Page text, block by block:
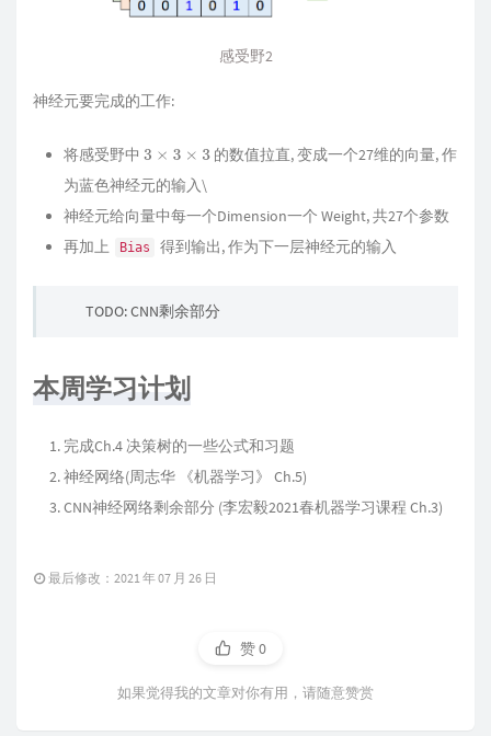
感受野2
神经元要完成的工作:
将感受野中 3 ×3 ×3
的数值拉直, 变成一个27维的向量, 作
为蓝色神经元的输入\
神经元给向量中每一个Dimension一个 Weight, 共27个参数
再加上
Bias 得到输出, 作为下一层神经元的输入
TODO: CNN剩余部分
本周学习计划
完成Ch.4 决策树的一些公式和习题
神经网络(周志华 《机器学习》 Ch.5)
CNN神经网络剩余部分 (李宏毅2021春机器学习课程 Ch.3)
最后修改：2021 年 07 月 26 日
赞0
如果觉得我的文章对你有用，请随意赞赏